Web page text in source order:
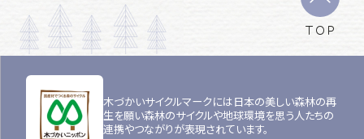
TOP
木づかいサイクルマークには日本の美しい森林の再
生を願い森林のサイクルや地球環境を思う人たちの
連携やつながりが表現されています。